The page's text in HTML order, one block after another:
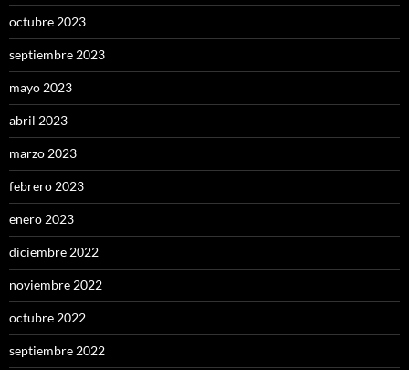
octubre 2023
septiembre 2023
mayo 2023
abril 2023
marzo 2023
febrero 2023
enero 2023
diciembre 2022
noviembre 2022
octubre 2022
septiembre 2022